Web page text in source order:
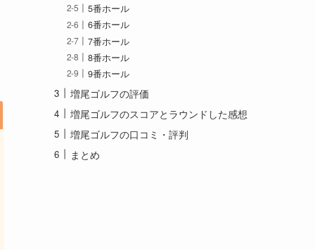
5番ホール
6番ホール
7番ホール
8番ホール
9番ホール
増尾ゴルフの評価
増尾ゴルフのスコアとラウンドした感想
増尾ゴルフの口コミ・評判
まとめ